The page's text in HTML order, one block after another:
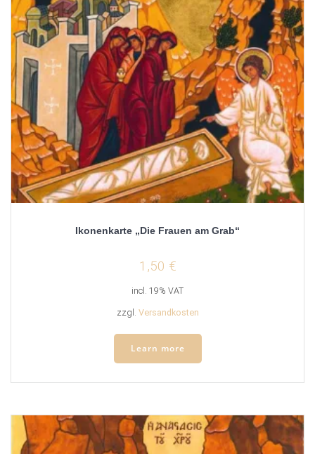
Ikonenkarte „Die Frauen am Grab“
1,50 €
incl. 19% VAT
zzgl. Versandkosten
Learn more